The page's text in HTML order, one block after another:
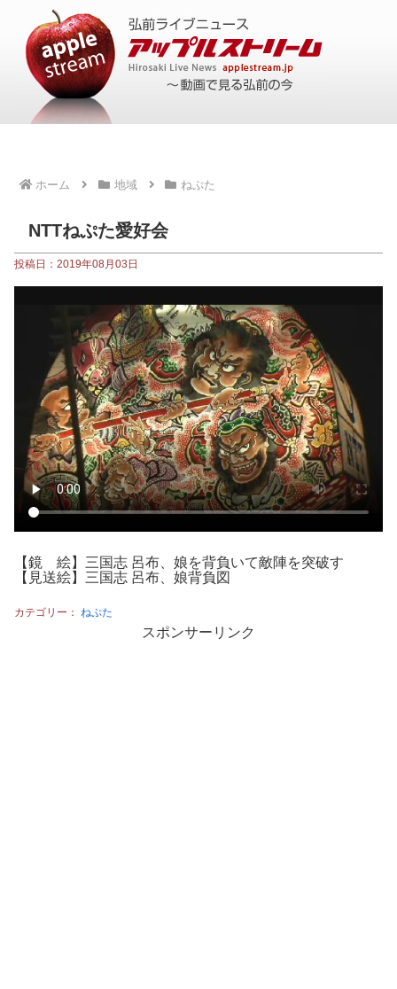
ホーム 地域 ねぷた
NTTねぷた愛好会
投稿日：2019年08月03日
【鏡 絵】三国志 呂布、娘を背負いて敵陣を突破す
【見送絵】三国志 呂布、娘背負図
カテゴリー： ねぷた
スポンサーリンク